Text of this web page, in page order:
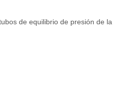
de equilibrio de presión de la